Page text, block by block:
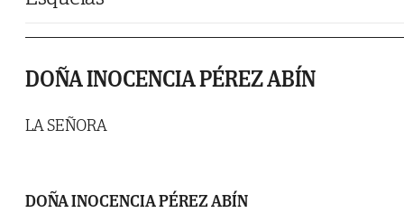
DOÑA INOCENCIA PÉREZ ABÍN
LA SEÑORA
DOÑA INOCENCIA PÉREZ ABÍN